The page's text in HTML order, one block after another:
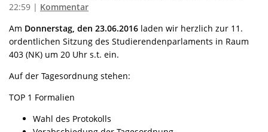
22:59 | Kommentar
Am Donnerstag, den 23.06.2016 laden wir herzlich zur 11.
ordentlichen Sitzung des Studierendenparlaments in Raum
403 (NK) um 20 Uhr s.t. ein.
Auf der Tagesordnung stehen:
TOP 1 Formalien
Wahl des Protokolls